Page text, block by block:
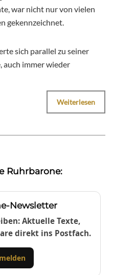
war nicht nur von vielen
gekennzeichnet.
sich parallel zu seiner
auch immer wieder
Weiterlesen
Ruhrbarone:
Newsletter
Aktuelle Texte,
direkt ins Postfach.